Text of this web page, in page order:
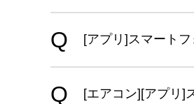
[アプリ]スマート
[エアコン][アプリ]